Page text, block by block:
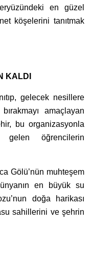
en güzel
köşelerini tanıtmak
KALDI
gelecek nesillere
amaçlayan
bu organizasyonla
öğrencilerin
Gölü’nün muhteşem
en büyük su
doğa harikası
sahillerini ve şehrin